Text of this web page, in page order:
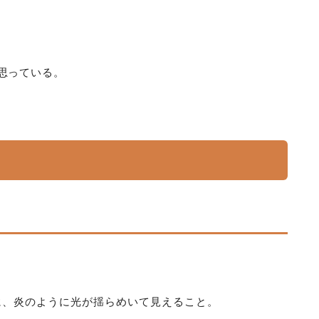
ている。
炎のように光が揺らめいて見えること。